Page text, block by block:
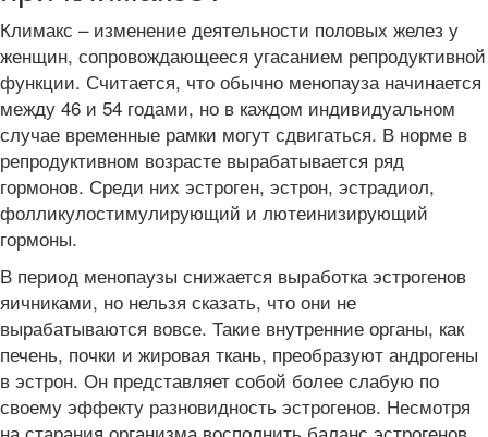
Климакс – изменение деятельности половых желез у
женщин, сопровождающееся угасанием репродуктивной
функции. Считается, что обычно менопауза начинается
между 46 и 54 годами, но в каждом индивидуальном
случае временные рамки могут сдвигаться. В норме в
репродуктивном возрасте вырабатывается ряд
гормонов. Среди них эстроген, эстрон, эстрадиол,
фолликулостимулирующий и лютеинизирующий
гормоны.
В период менопаузы снижается выработка эстрогенов
яичниками, но нельзя сказать, что они не
вырабатываются вовсе. Такие внутренние органы, как
печень, почки и жировая ткань, преобразуют андрогены
в эстрон. Он представляет собой более слабую по
своему эффекту разновидность эстрогенов. Несмотря